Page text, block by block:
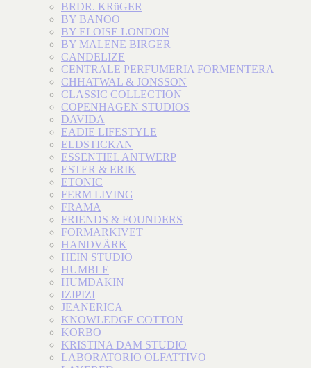
BRDR. KRüGER
BY BANOO
BY ELOISE LONDON
BY MALENE BIRGER
CANDELIZE
CENTRALE PERFUMERIA FORMENTERA
CHHATWAL & JONSSON
CLASSIC COLLECTION
COPENHAGEN STUDIOS
DAVIDA
EADIE LIFESTYLE
ELDSTICKAN
ESSENTIEL ANTWERP
ESTER & ERIK
ETONIC
FERM LIVING
FRAMA
FRIENDS & FOUNDERS
FORMARKIVET
HANDVÄRK
HEIN STUDIO
HUMBLE
HUMDAKIN
IZIPIZI
JEANERICA
KNOWLEDGE COTTON
KORBO
KRISTINA DAM STUDIO
LABORATORIO OLFATTIVO